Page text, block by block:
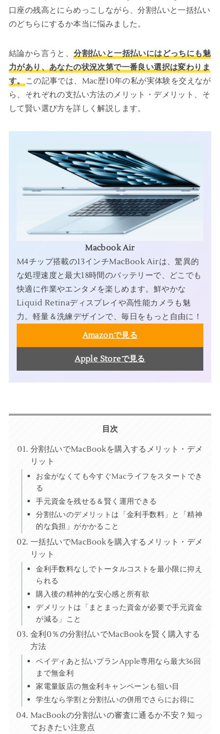
口座の残高とにらめっこしながら、分割払いと一括払い
のどちらにするか本当に悩みました。
結論から言うと、 分割払いと一括払いにはどっちにも魅
力があり、あなたの状況次第で一番良い選択は変わりま
す。
この記事では、Mac歴10年の私が実体験を交えなが
ら、それぞれの支払い方法のメリット・デメリット、そ
して賢い選び方を詳しく解説します。
Macbook Air
M4チップ搭載の13インチMacBook Airは、驚異的
な処理速度と最大18時間のバッテリーで、どこでも
快適に作業やエンタメを楽しめます。鮮やかな
Liquid Retinaディスプレイや高性能カメラも魅
力。軽量＆洗練デザインで、毎日をもっと自由に！
Amazonで見る
Apple Storeで見る
目次
分割払いでMacBookを購入するメリット・デメ
リット
お金がなくても今すぐMacライフをスタートでき
る
手元資金を残せる＆賢く運用できる
分割払いのデメリットは「金利手数料」と「精神
的な負担」がかかること
一括払いでMacBookを購入するメリット・デメ
リット
金利手数料なしでトータルコストを最小限に抑え
られる
購入後の精神的な安心感と所有欲
デメリットは「まとまった資金が必要で手元資金
が減る」こと
金利0％の分割払いでMacBookを賢く購入する
方法
ペイディあと払いプランApple専用なら最大36回
まで無金利
家電量販店の無金利キャンペーンも狙い目
学生なら学割と分割払いの併用でさらにお得に
MacBookの分割払いの審査に通るか不安？知っ
ておきたい注意点